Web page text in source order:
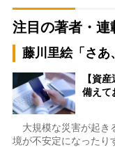
注目の著者・連
藤川里絵「さあ
【資
備えて
大規模な災害が起き
境が不安定になった